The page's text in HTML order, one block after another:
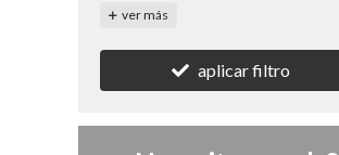
ver más
aplicar filtro